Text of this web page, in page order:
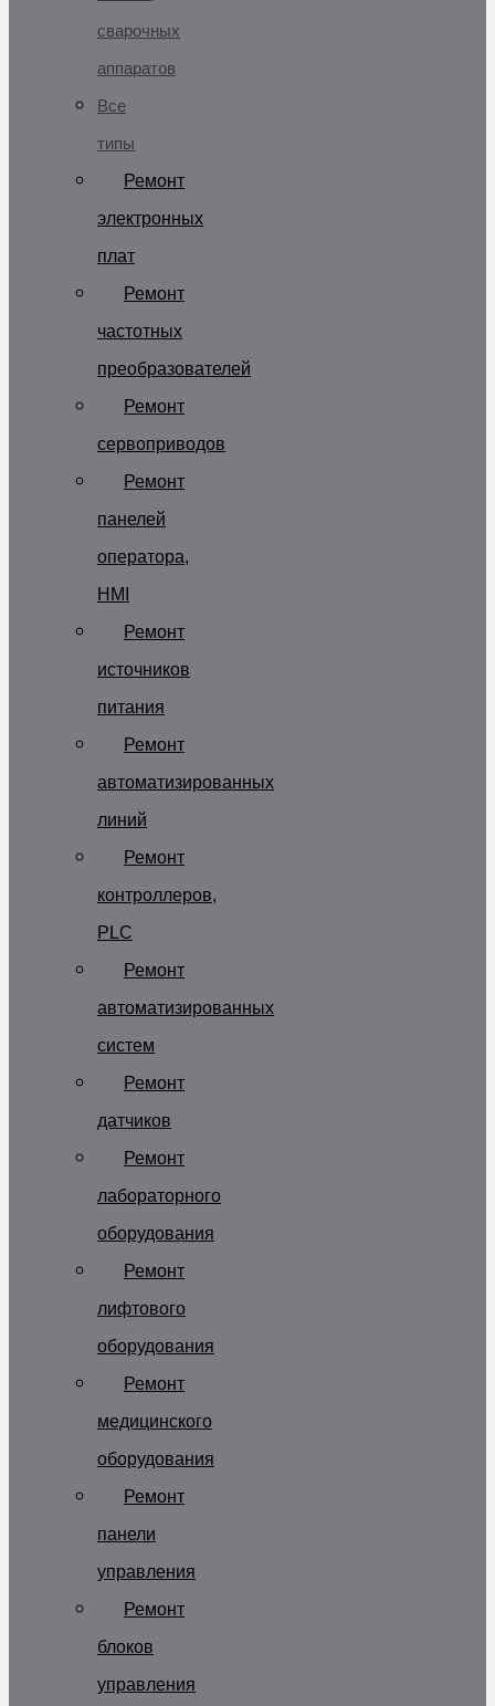
сварочных
аппаратов
Все
типы
Ремонт
электронных
плат
Ремонт
частотных
преобразователей
Ремонт
сервоприводов
Ремонт
панелей
оператора,
HMI
Ремонт
источников
питания
Ремонт
автоматизированных
линий
Ремонт
контроллеров,
PLC
Ремонт
автоматизированных
систем
Ремонт
датчиков
Ремонт
лабораторного
оборудования
Ремонт
лифтового
оборудования
Ремонт
медицинского
оборудования
Ремонт
панели
управления
Ремонт
блоков
управления